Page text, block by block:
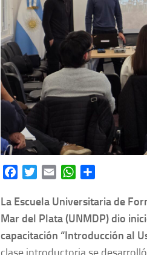
FacebookTwitterEmail WhatsApp
La Escuela Universitaria de
Mar del Plata (UNMDP) dio
capacitación “Introducción al